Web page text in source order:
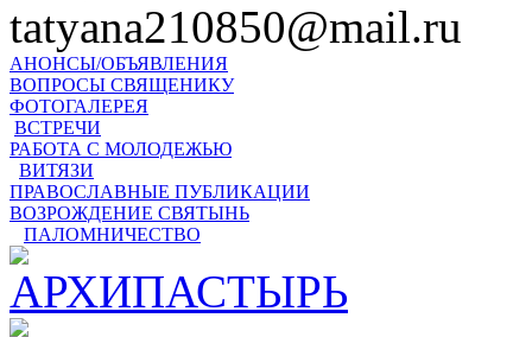
tatyana210850@mail.ru
АНОНСЫ/ОБЪЯВЛЕНИЯ
ВОПРОСЫ СВЯЩЕНИКУ
ФОТОГАЛЕРЕЯ
ВСТРЕЧИ
РАБОТА С МОЛОДЕЖЬЮ
ВИТЯЗИ
ПРАВОСЛАВНЫЕ ПУБЛИКАЦИИ
ВОЗРОЖДЕНИЕ СВЯТЫНЬ
ПАЛОМНИЧЕСТВО
АРХИПАСТЫРЬ